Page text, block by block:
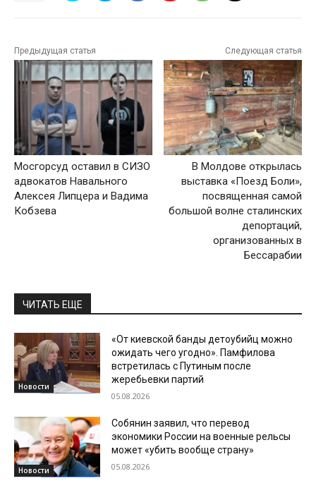
Предыдущая статья
Мосгорсуд оставил в СИЗО
адвокатов Навального
Алексея Липцера и Вадима
Кобзева
Следующая статья
В Молдове открылась
выставка «Поезд Боли»,
посвященная самой
большой волне сталинских
депортаций,
организованных в
Бессарабии
ЧИТАТЬ ЕЩЕ
Новости
«От киевской банды детоубийц можно
ожидать чего угодно». Памфилова
встретилась с Путиным после
жеребьевки партий
05.08.2026
Новости
Собянин заявил, что перевод
экономики России на военные рельсы
может «убить вообще страну»
05.08.2026